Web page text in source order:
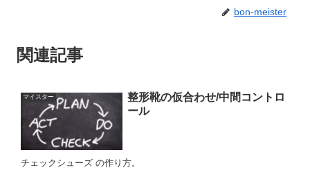
bon-meister
関連記事
マイスター
整形靴の仮合わせ/中間コントロ
ール
チェックシューズ の作り方。